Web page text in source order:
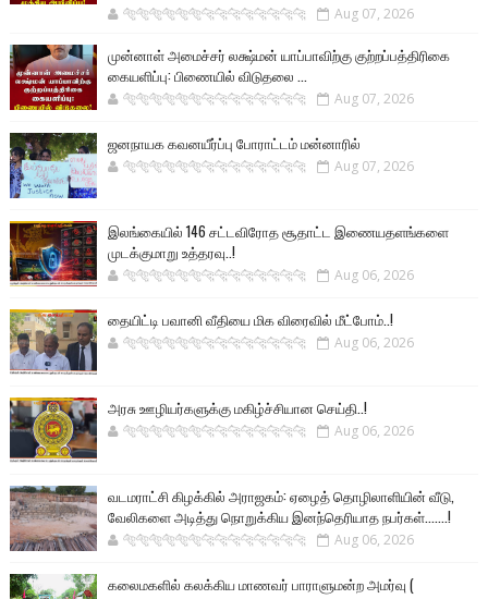
🐅🐅🐅🐅🐅🐅🐆🐆🐆🐆🐆🐆🐆🐆 Aug 07, 2026
முன்னாள் அமைச்சர் லக்ஷ்மன் யாப்பாவிற்கு குற்றப்பத்திரிகை
கையளிப்பு: பிணையில் விடுதலை ...
🐅🐅🐅🐅🐅🐅🐆🐆🐆🐆🐆🐆🐆🐆 Aug 07, 2026
ஜனநாயக கவனயீர்ப்பு போராட்டம் மன்னாரில்
🐅🐅🐅🐅🐅🐅🐆🐆🐆🐆🐆🐆🐆🐆 Aug 07, 2026
இலங்கையில் 146 சட்டவிரோத சூதாட்ட இணையதளங்களை
முடக்குமாறு உத்தரவு..!
🐅🐅🐅🐅🐅🐅🐆🐆🐆🐆🐆🐆🐆🐆 Aug 06, 2026
தையிட்டி பவானி வீதியை மிக விரைவில் மீட்போம்..!
🐅🐅🐅🐅🐅🐅🐆🐆🐆🐆🐆🐆🐆🐆 Aug 06, 2026
அரசு ஊழியர்களுக்கு மகிழ்ச்சியான செய்தி..!
🐅🐅🐅🐅🐅🐅🐆🐆🐆🐆🐆🐆🐆🐆 Aug 06, 2026
வடமராட்சி கிழக்கில் அராஜகம்: ஏழைத் தொழிலாளியின் வீடு,
வேலிகளை அடித்து நொறுக்கிய இனந்தெரியாத நபர்கள்.......!
🐅🐅🐅🐅🐅🐅🐆🐆🐆🐆🐆🐆🐆🐆 Aug 06, 2026
கலைமகளில் கலக்கிய மாணவர் பாராளுமன்ற அமர்வு (